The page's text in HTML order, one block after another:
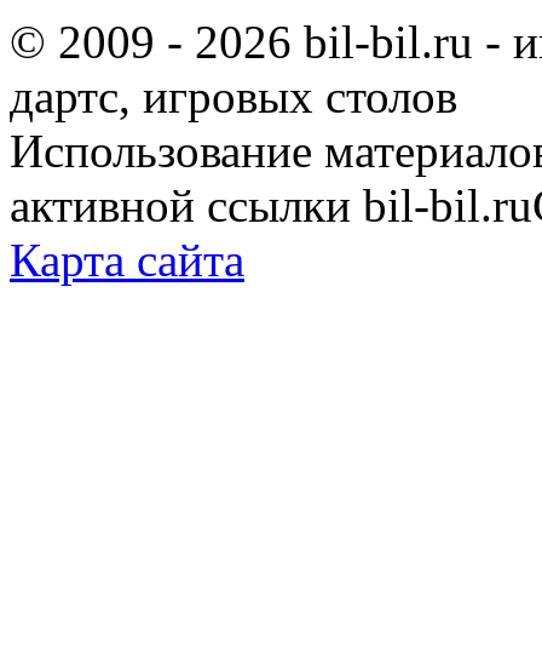
© 2009 - 2026 bil-bil.ru -
дартс, игровых столов
Использование
активной ссылки bil-bil.ru
Карта сайта